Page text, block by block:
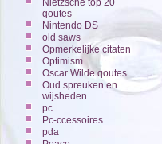
qoutes
Nintendo DS
old saws
Opmerkelijke citaten
Optimism
Oscar Wilde qoutes
Oud spreuken en
wijsheden
pc
Pc-ccessoires
pda